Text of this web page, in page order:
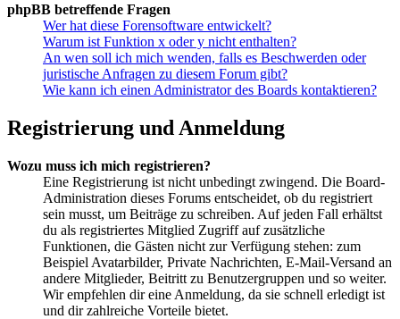
phpBB betreffende Fragen
Wer hat diese Forensoftware entwickelt?
Warum ist Funktion x oder y nicht enthalten?
An wen soll ich mich wenden, falls es Beschwerden oder
juristische Anfragen zu diesem Forum gibt?
Wie kann ich einen Administrator des Boards kontaktieren?
Registrierung und Anmeldung
Wozu muss ich mich registrieren?
Eine Registrierung ist nicht unbedingt zwingend. Die Board-
Administration dieses Forums entscheidet, ob du registriert
sein musst, um Beiträge zu schreiben. Auf jeden Fall erhältst
du als registriertes Mitglied Zugriff auf zusätzliche
Funktionen, die Gästen nicht zur Verfügung stehen: zum
Beispiel Avatarbilder, Private Nachrichten, E-Mail-Versand an
andere Mitglieder, Beitritt zu Benutzergruppen und so weiter.
Wir empfehlen dir eine Anmeldung, da sie schnell erledigt ist
und dir zahlreiche Vorteile bietet.